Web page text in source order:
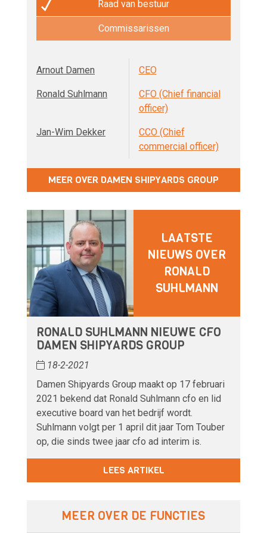
Raad van bestuur
Commissarissen
Arnout Damen CEO
Ronald Suhlmann
CFO (Chief financial
officer)
Jan-Wim Dekker
CCO (Chief
commercial officer)
MEER OVER DAMEN SHIPYARDS GROUP
LAATSTE
NIEUWS OVER
RONALD
SUHLMANN
RONALD SUHLMANN NIEUWE CFO
DAMEN SHIPYARDS GROUP
18-2-2021
Damen Shipyards Group maakt op 17 februari
2021 bekend dat Ronald Suhlmann cfo en lid
executive board van het bedrijf wordt.
Suhlmann volgt per 1 april dit jaar Tom Touber
op, die sinds twee jaar cfo ad interim is.
LEES ARTIKEL
MEER OVER DE FUNCTIES